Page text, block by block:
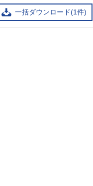
一括ダウンロード(1件)